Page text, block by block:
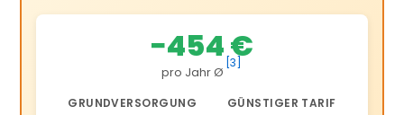
−454 €
pro Jahr Ø
[3]
GRUNDVERSORGUNG GÜNSTIGER TARIF